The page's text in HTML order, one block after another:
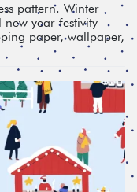
pattern. Winter
year festivity
paper, wallpaper,